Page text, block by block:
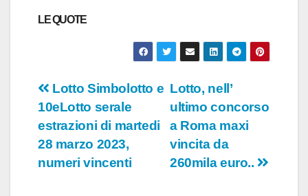
LE QUOTE
Navigazione
articoli
Lotto, nell’
ultimo concorso
a Roma maxi
vincita da
260mila euro..
Lotto Simbolotto e
10eLotto serale
estrazioni di martedi
28 marzo 2023,
numeri vincenti